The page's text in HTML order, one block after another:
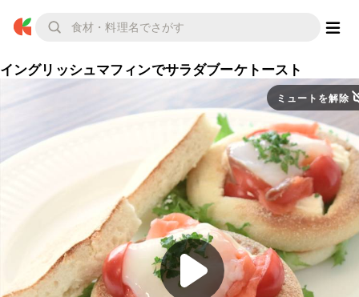
イングリッシュマフィンでサラダブーケトースト
ミュートを解除